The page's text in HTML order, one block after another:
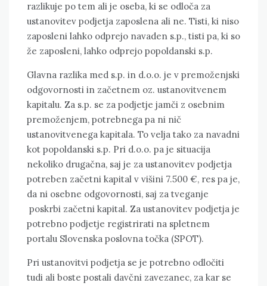
razlikuje po tem ali je oseba, ki se odloča za
ustanovitev podjetja zaposlena ali ne. Tisti, ki niso
zaposleni lahko odprejo navaden s.p., tisti pa, ki so
že zaposleni, lahko odprejo popoldanski s.p.
Glavna razlika med s.p. in d.o.o. je v premoženjski
odgovornosti in začetnem oz. ustanovitvenem
kapitalu. Za s.p. se za podjetje jamči z osebnim
premoženjem, potrebnega pa ni nič
ustanovitvenega kapitala. To velja tako za navadni
kot popoldanski s.p. Pri d.o.o. pa je situacija
nekoliko drugačna, saj je za ustanovitev podjetja
potreben začetni kapital v višini 7.500 €, res pa je,
da ni osebne odgovornosti, saj za tveganje
poskrbi začetni kapital. Za ustanovitev podjetja je
potrebno podjetje registrirati na spletnem
portalu Slovenska poslovna točka (SPOT).
Pri ustanovitvi podjetja se je potrebno odločiti
tudi ali boste postali davčni zavezanec, za kar se